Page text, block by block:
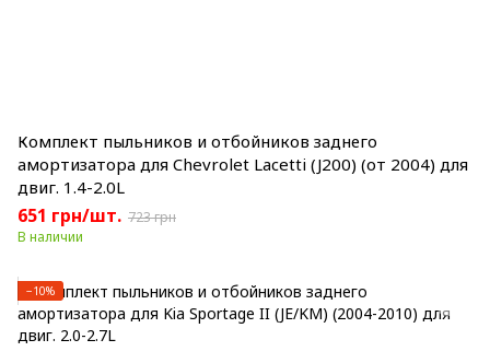
Комплект пыльников и отбойников заднего
амортизатора для Chevrolet Lacetti (J200) (от 2004) для
двиг. 1.4-2.0L
651 грн/шт. 723 грн
В наличии
−10%